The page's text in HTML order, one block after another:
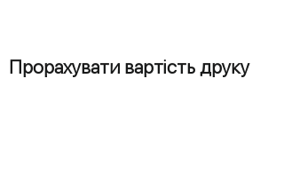
Прорахувати вартість друку